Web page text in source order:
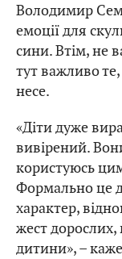
Володимир
емоції для
сини. Втім, не
тут важливо
несе.
«Діти дуже
вивірений.
користуюсь
Формально це
характер,
жест
дитини», –